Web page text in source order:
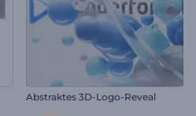
Abstraktes 3D-Logo-Reveal